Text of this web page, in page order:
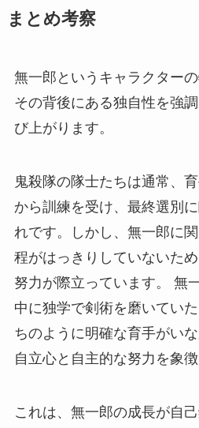
まとめ考察
無一郎というキャラクターの
その背後にある独自性を強
び上がります。
鬼殺隊の隊士たちは通常、
から訓練を受け、最終選別
れです。しかし、無一郎に
程がはっきりしていないた
努力が際立っています。 無
中に独学で剣術を磨いてい
ちのように明確な育手がい
自立心と自主的な努力を象徴
これは、無一郎の成長が自